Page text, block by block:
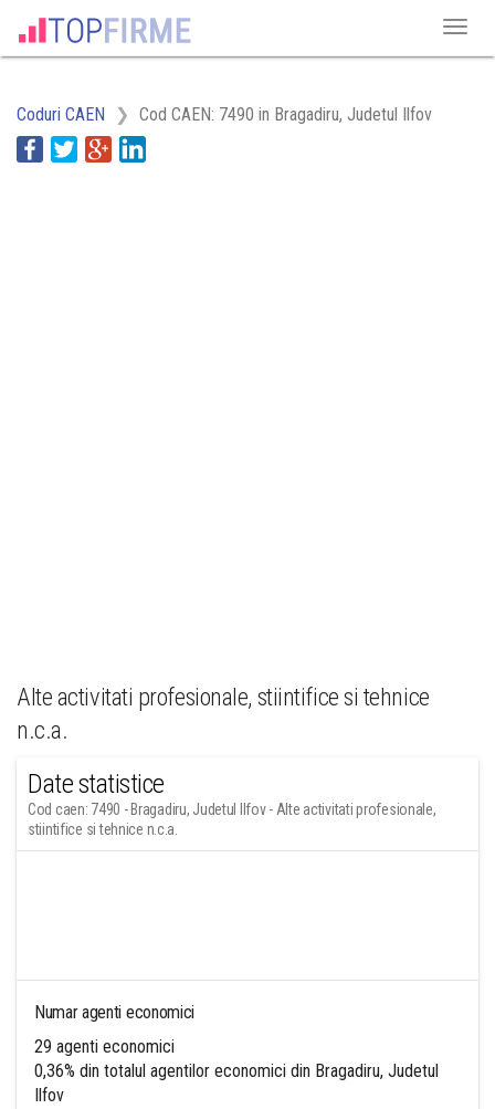
Coduri CAEN Cod CAEN: 7490 in Bragadiru, Judetul Ilfov
Alte activitati profesionale, stiintifice si tehnice
n.c.a.
Date statistice
Cod caen: 7490 - Bragadiru, Judetul Ilfov - Alte activitati profesionale,
stiintifice si tehnice n.c.a.
Numar agenti economici
29 agenti economici
0,36% din totalul agentilor economici din Bragadiru, Judetul
Ilfov